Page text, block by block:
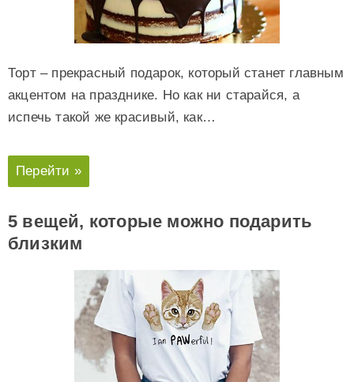
Торт – прекрасный подарок, который станет главным
акцентом на празднике. Но как ни старайся, а
испечь такой же красивый, как…
Перейти »
5 вещей, которые можно подарить
близким